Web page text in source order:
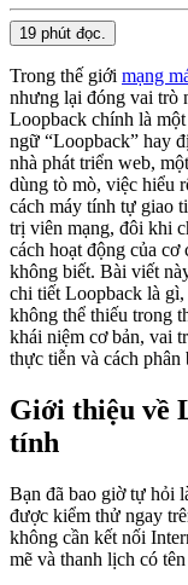
19 phút đọc.
Trong thế giới mạng
nhưng lại đóng vai trò
Loopback chính là
ngữ “Loopback” hay
nhà phát triển web,
dùng tò mò, việc hiểu
cách máy tính tự giao
trị viên mạng, đôi khi
cách hoạt động của cơ
không biết. Bài viết
chi tiết Loopback là
không thể thiếu trong
khái niệm cơ bản, vai
thực tiễn và cách phân
Giới thiệu về
tính
Bạn đã bao giờ tự hỏi
được kiểm thử ngay
không cần kết nối
mẽ và thanh lịch có